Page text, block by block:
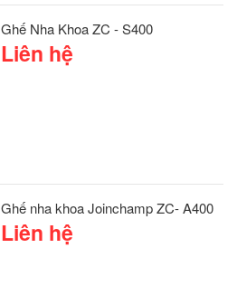
Ghế Nha Khoa ZC - S400
Liên hệ
Ghế nha khoa Joinchamp ZC- A400
Liên hệ